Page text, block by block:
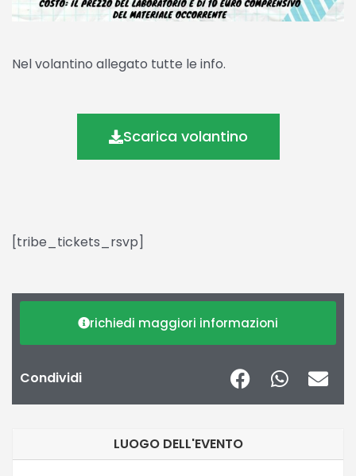
Nel volantino allegato tutte le info.
Scarica volantino
[tribe_tickets_rsvp]
richiedi maggiori informazioni
Condividi
LUOGO DELL'EVENTO